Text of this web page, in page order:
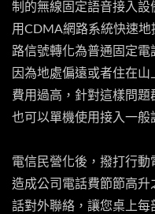
制的無線固定語音接入設
用CDMA網路系統快速
路信號轉化為普通固定
因為地處偏遠或者住在
費用過高，針對這樣問
也可以單機使用接入一般
電信民營化後，撥打行
造成公司電話費節節高
話對外聯絡，讓您桌上